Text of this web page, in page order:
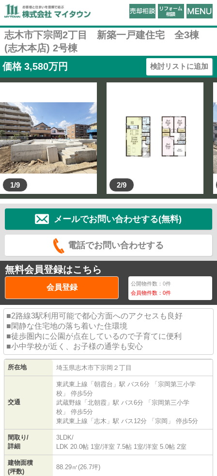
志木市下宗岡2丁目 新築一戸建住宅 全3棟
(志木本店) 2号棟
価格 3,580万円 検討リストに追加
1/9 2/9
メールでお問い合わせする(無料)
電話でお問い合わせする
無料会員登録はこちら
会員登録 公開物件数：0件
会員物件数：0件
■2路線3駅利用可能で都心方面へのアクセスも良好
■閑静な住宅地の落ち着いた住環境
■徒歩圏内に公園が点在しているので子育てに便利
■小中学校が近く、お子様の通学も安心
所在地 埼玉県志木市下宗岡 ２丁目
交通
東武東上線 「 朝霞台 」駅 バス6分 「宗岡第三小学
校」 停歩5分
武蔵野線 「 北朝霞 」駅 バス6分 「宗岡第三小学
校」 停歩5分
東武東上線 「 志木 」駅 バス12分 「宗岡」 停歩5分
間取り/
詳細
3LDK/
LDK 20.0帖 1室/洋室 7.5帖 1室/洋室 5.0帖 2室
建物面積
(坪数)
88.29㎡(26.7坪)